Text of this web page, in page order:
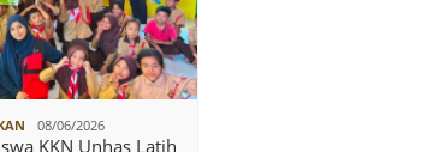
08/06/2026
KKN Unhas Latih